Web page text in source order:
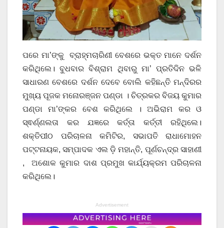
ପରେ ମା’ଙ୍କୁ ବ୍ରାହ୍ମଚାରିଣୀ ବେଶରେ ଭକ୍ତ ମାନେ ଦର୍ଶନ
କରିଥିଲେ। ବୁଧବାର ବିଶ୍ରାମ ଥିବାରୁ ମା’ ପ୍ରତିଦିନ ଭଳି
ସାଧାରଣ ବେଶରେ ଦର୍ଶନ ଦେବେ ବୋଲି କହିଛନ୍ତି ମନ୍ଦିରର
ମୁଖ୍ୟ ପୂଜକ ମନୋରଞ୍ଜନ ପଣ୍ଡା । ଚିତ୍ରକର ବିଜୟ କୁମାର
ପଣ୍ଡା ମା’ଙ୍କର ବେଶ କରିଥିଲେ । ଅଭିରାମ କର ଓ
ସ୍ଵର୍ଣ୍ଣଲତା କର ଯଜ୍ଞରେ କର୍ତ୍ତା କର୍ତ୍ତୀ ରହିଥିଲେ।
ଶକ୍ତିପୀଠ ପରିଚାଳନା କମିଟିର, ସଭାପତି ରାଧାମୋହନ
ପଟ୍ଟନାୟକ, ସମ୍ପାଦକ ଏଲ ଡ଼ି ମହାନ୍ତି, ପୂର୍ଣଚନ୍ଦ୍ର ସାହାଣୀ
, ଅଶୋକ କୁମାର ଦାଶ ପ୍ରମୁଖ କାର୍ଯ୍ୟକ୍ରମ ପରିଚାଳନା
କରିଥିଲେ।
Advertisement